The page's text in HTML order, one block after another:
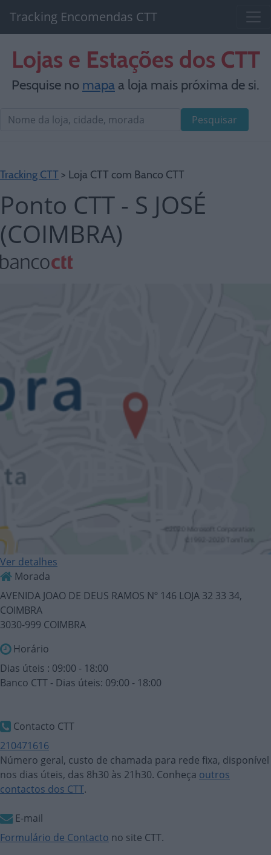
Tracking Encomendas CTT
Lojas e Estações dos CTT
Pesquise no mapaa loja mais próxima de si.
Pesquisar
Tracking CTT > Loja CTT com Banco CTT
Ponto CTT - S JOSÉ
(COIMBRA)
Ver detalhes
Morada
AVENIDA JOAO DE DEUS RAMOS Nº 146 LOJA 32 33 34,
COIMBRA
3030-999 COIMBRA
Horário
Dias úteis : 09:00 - 18:00
Banco CTT - Dias úteis: 09:00 - 18:00
Contacto CTT
210471616
Número geral, custo de chamada para rede fixa, disponível
nos dias úteis, das 8h30 às 21h30. Conheça outros
contactos dos CTT.
E-mail
Formulário de Contacto no site CTT.